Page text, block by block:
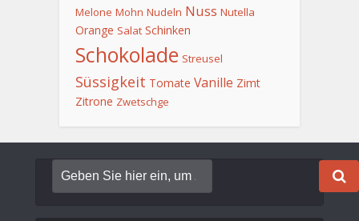
Melone Mohn Nudeln Nuss Nutella
Orange Salat Schinken
Schokolade Streusel
Süssigkeit Tomate Vanille Zimt
Zitrone Zwetschge